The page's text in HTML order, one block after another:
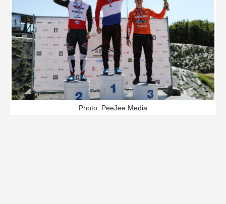
Photo: PeeJee Media